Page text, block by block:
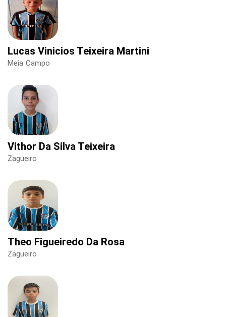
Lucas Vinicios Teixeira Martini
Meia Campo
Vithor Da Silva Teixeira
Zagueiro
Theo Figueiredo Da Rosa
Zagueiro